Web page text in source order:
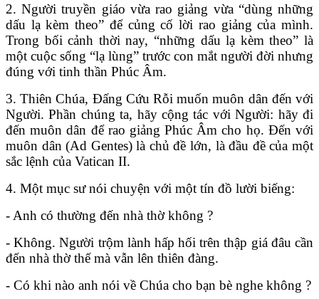
2. Người truyền giáo vừa rao giảng vừa “dùng những
dấu lạ kèm theo” để củng cố lời rao giảng của mình.
Trong bối cảnh thời nay, “những dấu lạ kèm theo” là
một cuộc sống “lạ lùng” trước con mắt người đời nhưng
đúng với tinh thần Phúc Âm.
3. Thiên Chúa, Đấng Cứu Rỗi muốn muôn dân đến với
Người. Phần chúng ta, hãy cộng tác với Người: hãy đi
đến muôn dân để rao giảng Phúc Âm cho họ. Đến với
muôn dân (Ad Gentes) là chủ đề lớn, là đầu đề của một
sắc lệnh của Vatican II.
4. Một mục sư nói chuyện với một tín đồ lười biếng:
- Anh có thường đến nhà thờ không ?
- Không. Người trộm lành hấp hối trên thập giá đâu cần
đến nhà thờ thế mà vẫn lên thiên đàng.
- Có khi nào anh nói về Chúa cho bạn bè nghe không ?